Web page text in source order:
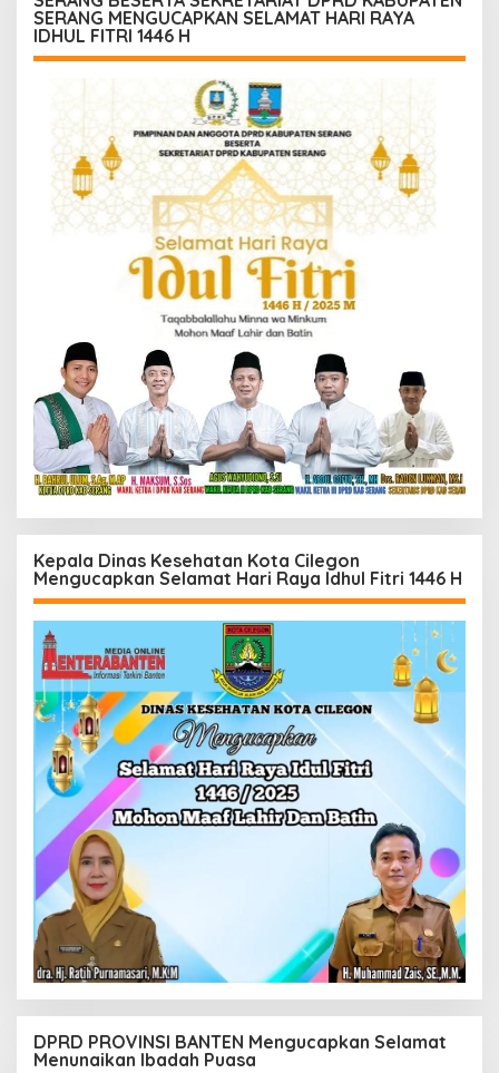
SERANG MENGUCAPKAN SELAMAT HARI RAYA
IDHUL FITRI 1446 H
Kepala Dinas Kesehatan Kota Cilegon
Mengucapkan Selamat Hari Raya Idhul Fitri 1446 H
DPRD PROVINSI BANTEN Mengucapkan Selamat
Menunaikan Ibadah Puasa